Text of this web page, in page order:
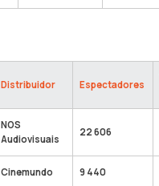
Distribuidor Espectadores
NOS
Audiovisuais
22 606
Cinemundo 9 440